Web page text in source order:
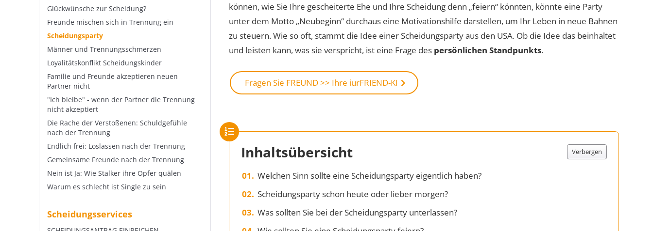
Glückwünsche zur Scheidung?
Freunde mischen sich in Trennung ein
Scheidungsparty
Männer und Trennungsschmerzen
Loyalitätskonflikt Scheidungskinder
Familie und Freunde akzeptieren neuen
Partner nicht
"Ich bleibe" - wenn der Partner die Trennung
nicht akzeptiert
Die Rache der Verstoßenen: Schuldgefühle
nach der Trennung
Endlich frei: Loslassen nach der Trennung
Gemeinsame Freunde nach der Trennung
Nein ist Ja: Wie Stalker ihre Opfer quälen
Warum es schlecht ist Single zu sein
Scheidungsservices
können, wie Sie Ihre gescheiterte Ehe und Ihre Scheidung denn „feiern“ könnten, könnte eine Party
unter dem Motto „Neubeginn“ durchaus eine Motivationshilfe darstellen, um Ihr Leben in neue Bahnen
zu steuern. Wie so oft, stammt die Idee einer Scheidungsparty aus den USA. Ob die Idee das beinhaltet
und leisten kann, was sie verspricht, ist eine Frage des persönlichen Standpunkts.
Fragen Sie FREUND >> Ihre iurFRIEND-KI
Inhaltsübersicht Verbergen
Welchen Sinn sollte eine Scheidungsparty eigentlich haben?
Scheidungsparty schon heute oder lieber morgen?
Was sollten Sie bei der Scheidungsparty unterlassen?